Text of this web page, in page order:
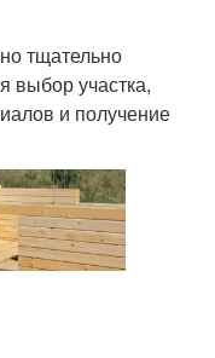
тщательно
выбор участка,
и получение